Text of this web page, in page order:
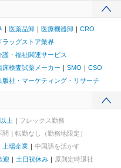
医薬品卸 医療機器卸
CRO
ラッグストア業界
護・福祉関連サービス
検査試薬メーカー SMO
CSO
社・マーケティング・リサーチ
上
フレックス勤務
問
転勤なし（勤務地限定）
上場企業
中国語を活かす
迎 土日祝休み
原則定時退社